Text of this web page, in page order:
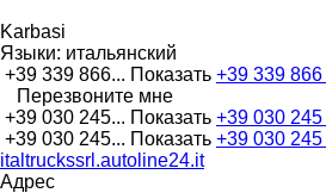
Karbasi
Языки: итальянский
+39 339 866... Показать +39 339 866
Перезвоните мне
+39 030 245... Показать +39 030
+39 030 245... Показать +39 030 245
italtruckssrl.autoline24.it
Адрес